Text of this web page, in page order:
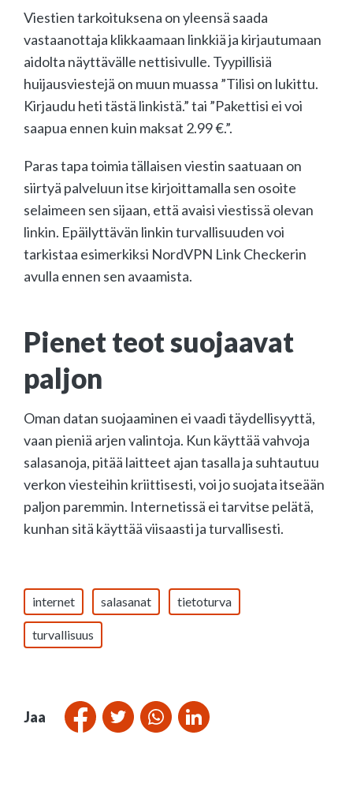
Viestien tarkoituksena on yleensä saada
vastaanottaja klikkaamaan linkkiä ja kirjautumaan
aidolta näyttävälle nettisivulle. Tyypillisiä
huijausviestejä on muun muassa ”Tilisi on lukittu.
Kirjaudu heti tästä linkistä.” tai ”Pakettisi ei voi
saapua ennen kuin maksat 2.99 €.”.
Paras tapa toimia tällaisen viestin saatuaan on
siirtyä palveluun itse kirjoittamalla sen osoite
selaimeen sen sijaan, että avaisi viestissä olevan
linkin. Epäilyttävän linkin turvallisuuden voi
tarkistaa esimerkiksi NordVPN Link Checkerin
avulla ennen sen avaamista.
Pienet teot suojaavat
paljon
Oman datan suojaaminen ei vaadi täydellisyyttä,
vaan pieniä arjen valintoja. Kun käyttää vahvoja
salasanoja, pitää laitteet ajan tasalla ja suhtautuu
verkon viesteihin kriittisesti, voi jo suojata itseään
paljon paremmin. Internetissä ei tarvitse pelätä,
kunhan sitä käyttää viisaasti ja turvallisesti.
internet salasanat tietoturva
turvallisuus
Jaa